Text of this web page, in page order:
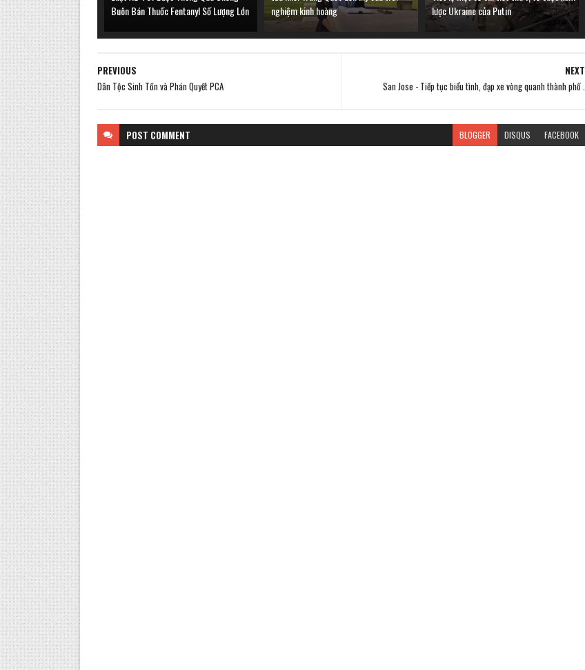
Buôn Bán Thuốc Fentanyl Số Lượng Lớn
nghiệm kinh hoàng
lược Ukraine của Putin
NEXT
San Jose - Tiếp tục biểu tình, đạp xe vòng quanh thành phố .
PREVIOUS
Dân Tộc Sinh Tồn và Phán Quyết PCA
POST COMMENT BLOGGER DISQUS FACEBOOK